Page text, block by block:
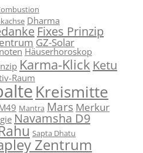
Dharma
Fixes Prinzip
GZ-Solar
Häuserhoroskop
Karma-Klick Ketu
Raum
Kreismitte
Mantra Mars Merkur
Navamsha D9
Sapta Dhatu
Zentrum